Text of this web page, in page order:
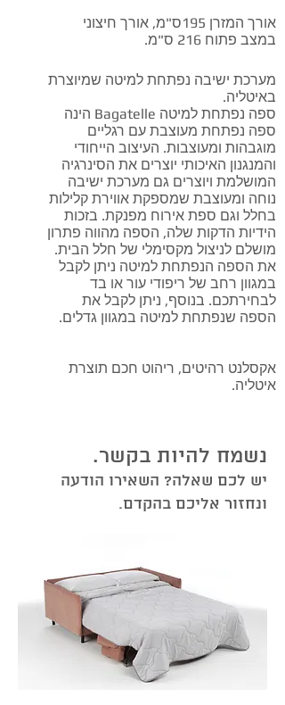
אורך המזרן 195ס"מ, אורך חיצוני
במצב פתוח 216 ס"מ.
מערכת ישיבה נפתחת למיטה שמיוצרת
באיטליה.
ספה נפתחת למיטה Bagatelle הינה
ספה נפתחת מעוצבת עם רגליים
מוגבהות ומעוצבות. העיצוב הייחודי
והמנגנון האיכותי יוצרים את הסינרגיה
המושלמת ויוצרים גם מערכת ישיבה
נוחה ומעוצבת שמספקת אווירת קלילות
בחלל וגם ספת אירוח מפנקת. בזכות
הידיות הדקות שלה, הספה מהווה פתרון
מושלם לניצול מקסימלי של חלל הבית.
את הספה הנפתחת למיטה ניתן לקבל
במגוון רחב של ריפודי עור או בד
לבחירתכם. בנוסף, ניתן לקבל את
הספה שנפתחת למיטה במגוון גדלים.
אקסלנט רהיטים, ריהוט חכם תוצרת
איטליה.
נשמח להיות בקשר.
יש לכם שאלה? השאירו הודעה
ונחזור אליכם בהקדם.